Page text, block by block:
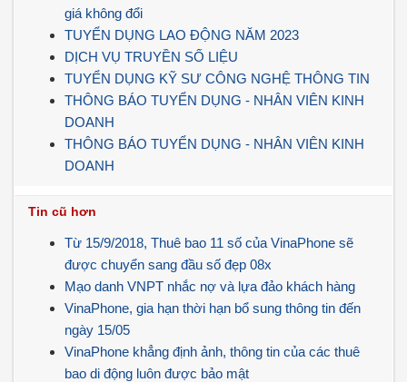
giá không đổi
TUYỂN DỤNG LAO ĐỘNG NĂM 2023
DỊCH VỤ TRUYỀN SỐ LIỆU
TUYỂN DỤNG KỸ SƯ CÔNG NGHỆ THÔNG TIN
THÔNG BÁO TUYỂN DỤNG - NHÂN VIÊN KINH
DOANH
THÔNG BÁO TUYỂN DỤNG - NHÂN VIÊN KINH
DOANH
Tin cũ hơn
Từ 15/9/2018, Thuê bao 11 số của VinaPhone sẽ
được chuyển sang đầu số đẹp 08x
Mạo danh VNPT nhắc nợ và lựa đảo khách hàng
VinaPhone, gia hạn thời hạn bổ sung thông tin đến
ngày 15/05
VinaPhone khẳng định ảnh, thông tin của các thuê
bao di động luôn được bảo mật